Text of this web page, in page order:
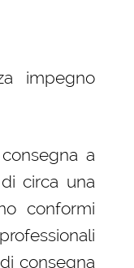
impegno
a
circa una
conformi
consegna